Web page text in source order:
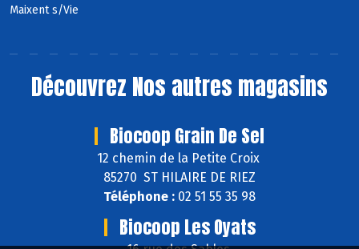
Maixent s/Vie
Découvrez Nos autres magasins
Biocoop Grain De Sel
12 chemin de la Petite Croix
85270 ST HILAIRE DE RIEZ
Téléphone : 02 51 55 35 98
Biocoop Les Oyats